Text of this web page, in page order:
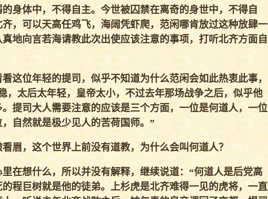
身体中，不得自主。今世被囚禁在离奇的身世中，不得自
，可以天高任鸡飞，海阔凭虾爬，范闲哪肯放过这种放肆一
地向言若海请教此次出使应该注意的事项，打听北齐方面自
这位年轻的提司，似乎不知道为什么范闲会如此热衷此事，
，太后太年轻，皇帝太小，不过去年那场战争之后，似乎他
提司大人需要注意的应该是三个方面，一位是何道人，一位
自然就是极少见人的苦荷国师。”
眉，这个世界上前没有道教，为什么会叫何道人？
在想什么，所以并没有解释，继续说道：“何道人是后党高
程巨树就是他的徒弟。上杉虎是北齐难得一见的虎将，一直